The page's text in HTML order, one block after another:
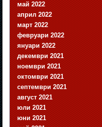
май 2022
април 2022
март 2022
февруари 2022
януари 2022
декември 2021
ноември 2021
октомври 2021
септември 2021
август 2021
юли 2021
юни 2021